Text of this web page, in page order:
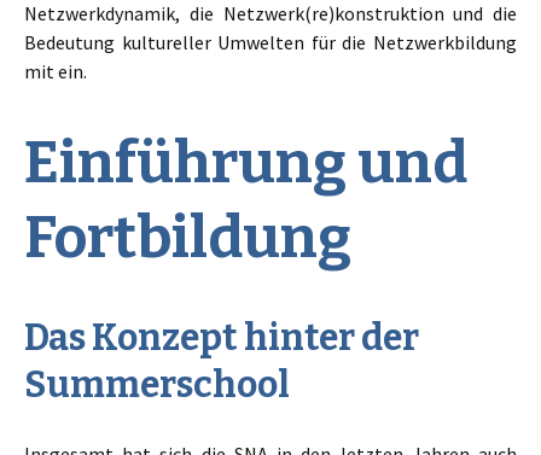
Netzwerkdynamik, die Netzwerk(re)konstruktion und die
Bedeutung kultureller Umwelten für die Netzwerkbildung
mit ein.
Einführung und
Fortbildung
Das Konzept hinter der
Summerschool